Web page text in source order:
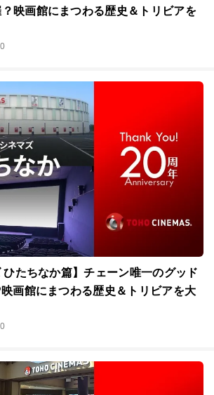
映画館にまつわる歴史＆トリビアを
ひたちなか篇】チェーン唯一のグッド
画館にまつわる歴史＆トリビアを大